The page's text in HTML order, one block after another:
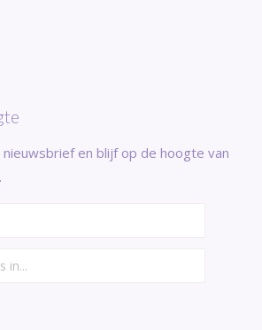
nieuwsbrief en blijf op de hoogte van